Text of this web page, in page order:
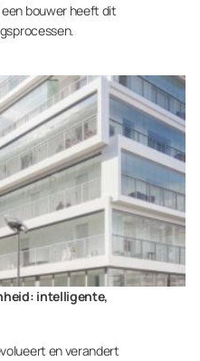
bouwer heeft dit
intelligente,
en verandert